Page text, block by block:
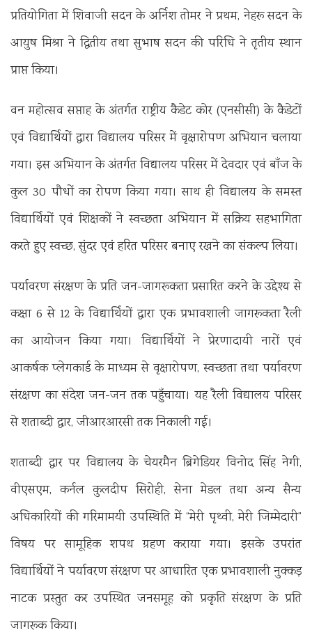
प्रतियोगिता में शिवाजी सदन के अर्निश तोमर ने प्रथम, नेहरू सदन के
आयुष मिश्रा ने द्वितीय तथा सुभाष सदन की परिधि ने तृतीय स्थान
प्राप्त किया।
वन महोत्सव सप्ताह के अंतर्गत राष्ट्रीय कैडेट कोर (एनसीसी) के कैडेटों
एवं विद्यार्थियों द्वारा विद्यालय परिसर में वृक्षारोपण अभियान चलाया
गया। इस अभियान के अंतर्गत विद्यालय परिसर में देवदार एवं बाँज के
कुल 30 पौधों का रोपण किया गया। साथ ही विद्यालय के समस्त
विद्यार्थियों एवं शिक्षकों ने स्वच्छता अभियान में सक्रिय सहभागिता
करते हुए स्वच्छ, सुंदर एवं हरित परिसर बनाए रखने का संकल्प लिया।
पर्यावरण संरक्षण के प्रति जन-जागरूकता प्रसारित करने के उद्देश्य से
कक्षा 6 से 12 के विद्यार्थियों द्वारा एक प्रभावशाली जागरूकता रैली
का आयोजन किया गया। विद्यार्थियों ने प्रेरणादायी नारों एवं
आकर्षक प्लेगकार्ड के माध्यम से वृक्षारोपण, स्वच्छता तथा पर्यावरण
संरक्षण का संदेश जन-जन तक पहुँचाया। यह रैली विद्यालय परिसर
से शताब्दी द्वार, जीआरआरसी तक निकाली गई।
शताब्दी द्वार पर विद्यालय के चेयरमैन ब्रिगेडियर विनोद सिंह नेगी,
वीएसएम, कर्नल कुलदीप सिरोही, सेना मेडल तथा अन्य सैन्य
अधिकारियों की गरिमामयी उपस्थिति में “मेरी पृथ्वी, मेरी जिम्मेदारी”
विषय पर सामूहिक शपथ ग्रहण कराया गया। इसके उपरांत
विद्यार्थियों ने पर्यावरण संरक्षण पर आधारित एक प्रभावशाली नुक्कड़
नाटक प्रस्तुत कर उपस्थित जनसमूह को प्रकृति संरक्षण के प्रति
जागरूक किया।